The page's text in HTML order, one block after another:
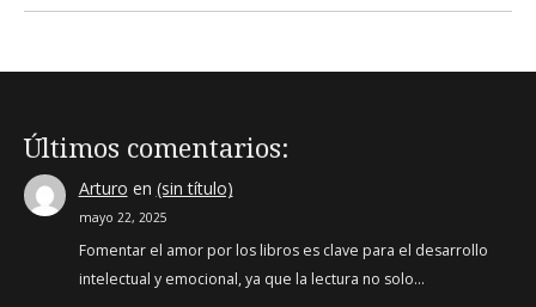
Últimos comentarios:
Arturo en (sin título)
mayo 22, 2025
Fomentar el amor por los libros es clave para el desarrollo
intelectual y emocional, ya que la lectura no solo…